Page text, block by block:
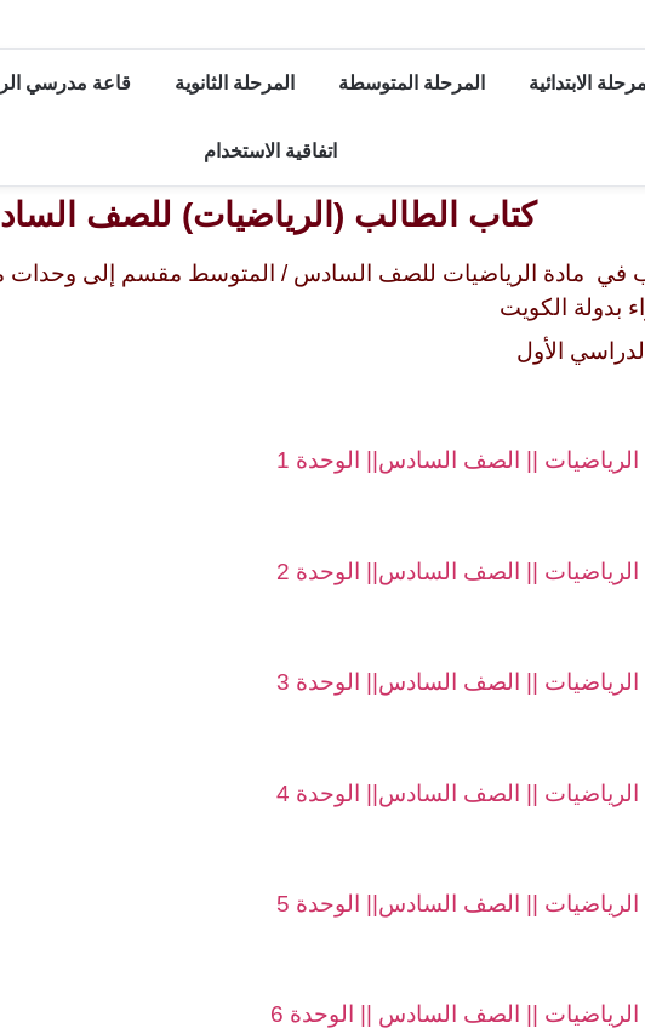
الابتدائية المرحلة المتوسطة المرحلة الثانوية قاعة مدرسي
اتفاقية الاستخدام
كتاب الطالب (الرياضيات) للصف
في مادة الرياضيات للصف السادس / المتوسط مقسم إلى وحدات
بدولة الكويت
الأول
|| الصف السادس|| الوحدة 1
|| الصف السادس|| الوحدة 2
|| الصف السادس|| الوحدة 3
|| الصف السادس|| الوحدة 4
|| الصف السادس|| الوحدة 5
|| الصف السادس || الوحدة 6